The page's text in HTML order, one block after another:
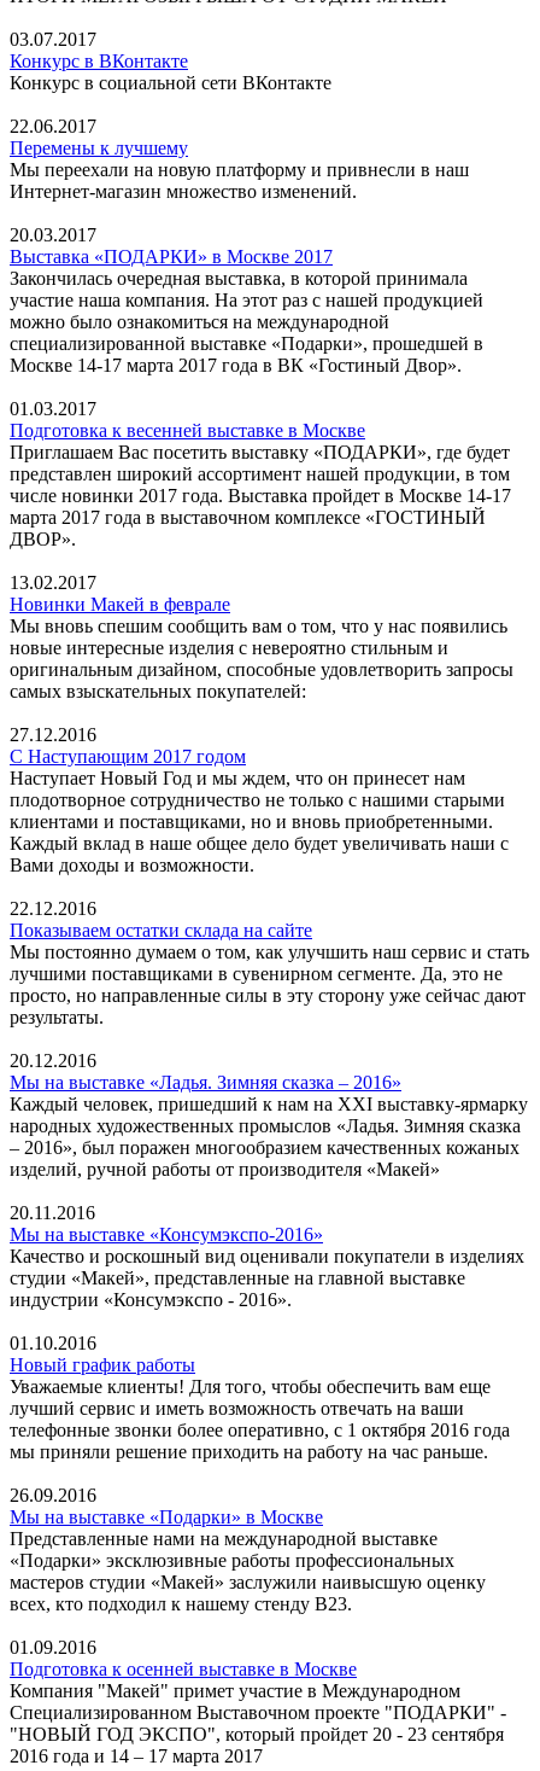
03.07.2017
Конкурс в ВКонтакте
Конкурс в социальной сети ВКонтакте
22.06.2017
Перемены к лучшему
Мы переехали на новую платформу и привнесли в наш
Интернет-магазин множество изменений.
20.03.2017
Выставка «ПОДАРКИ» в Москве 2017
Закончилась очередная выставка, в которой принимала
участие наша компания. На этот раз с нашей продукцией
можно было ознакомиться на международной
специализированной выставке «Подарки», прошедшей в
Москве 14-17 марта 2017 года в ВК «Гостиный Двор».
01.03.2017
Подготовка к весенней выставке в Москве
Приглашаем Вас посетить выставку «ПОДАРКИ», где будет
представлен широкий ассортимент нашей продукции, в том
числе новинки 2017 года. Выставка пройдет в Москве 14-17
марта 2017 года в выставочном комплексе «ГОСТИНЫЙ
ДВОР».
13.02.2017
Новинки Макей в феврале
Мы вновь спешим сообщить вам о том, что у нас появились
новые интересные изделия с невероятно стильным и
оригинальным дизайном, способные удовлетворить запросы
самых взыскательных покупателей:
27.12.2016
С Наступающим 2017 годом
Наступает Новый Год и мы ждем, что он принесет нам
плодотворное сотрудничество не только с нашими старыми
клиентами и поставщиками, но и вновь приобретенными.
Каждый вклад в наше общее дело будет увеличивать наши с
Вами доходы и возможности.
22.12.2016
Показываем остатки склада на сайте
Мы постоянно думаем о том, как улучшить наш сервис и стать
лучшими поставщиками в сувенирном сегменте. Да, это не
просто, но направленные силы в эту сторону уже сейчас дают
результаты.
20.12.2016
Мы на выставке «Ладья. Зимняя сказка – 2016»
Каждый человек, пришедший к нам на XXI выставку-ярмарку
народных художественных промыслов «Ладья. Зимняя сказка
– 2016», был поражен многообразием качественных кожаных
изделий, ручной работы от производителя «Макей»
20.11.2016
Мы на выставке «Консумэкспо-2016»
Качество и роскошный вид оценивали покупатели в изделиях
студии «Макей», представленные на главной выставке
индустрии «Консумэкспо - 2016».
01.10.2016
Новый график работы
Уважаемые клиенты! Для того, чтобы обеспечить вам еще
лучший сервис и иметь возможность отвечать на ваши
телефонные звонки более оперативно, с 1 октября 2016 года
мы приняли решение приходить на работу на час раньше.
26.09.2016
Мы на выставке «Подарки» в Москве
Представленные нами на международной выставке
«Подарки» эксклюзивные работы профессиональных
мастеров студии «Макей» заслужили наивысшую оценку
всех, кто подходил к нашему стенду В23.
01.09.2016
Подготовка к осенней выставке в Москве
Компания "Макей" примет участие в Международном
Специализированном Выставочном проекте "ПОДАРКИ" -
"НОВЫЙ ГОД ЭКСПО", который пройдет 20 - 23 сентября
2016 года и 14 – 17 марта 2017